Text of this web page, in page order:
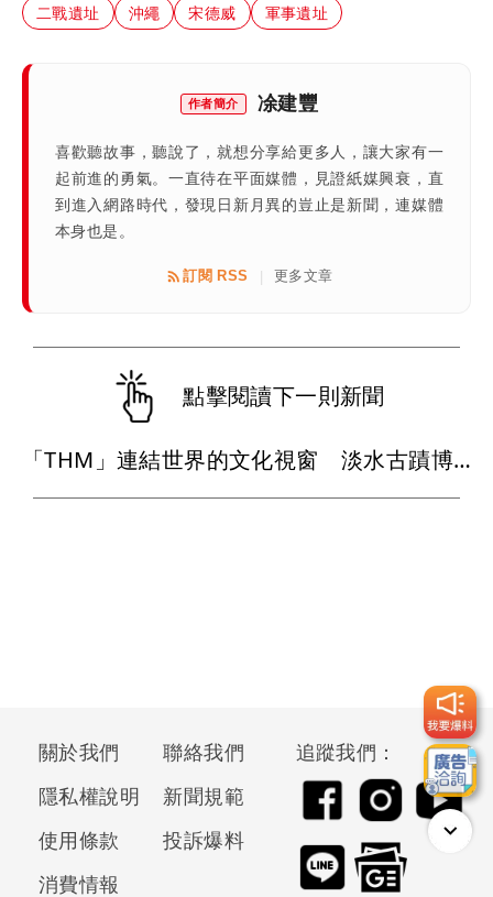
二戰遺址 沖繩 宋德威 軍事遺址
作者簡介 凃建豐
喜歡聽故事，聽說了，就想分享給更多人，讓大家有一
起前進的勇氣。一直待在平面媒體，見證紙媒興衰，直
到進入網路時代，發現日新月異的豈止是新聞，連媒體
本身也是。
訂閱 RSS 更多文章
點擊閱讀下一則新聞
「THM」連結世界的文化視窗 淡水古蹟博物館「全新識別」亮相
關於我們
聯絡我們
隱私權說明
新聞規範
使用條款
投訴爆料
消費情報
追蹤我們：